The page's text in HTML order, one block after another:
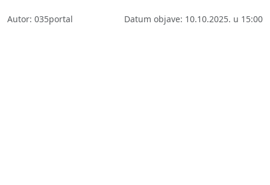
Autor: 035portal Datum objave: 10.10.2025. u 15:00